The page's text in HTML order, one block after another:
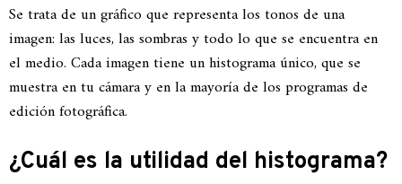
Se trata de un gráfico que representa los tonos de una
imagen: las luces, las sombras y todo lo que se encuentra en
el medio. Cada imagen tiene un histograma único, que se
muestra en tu cámara y en la mayoría de los programas de
edición fotográfica.
¿Cuál es la utilidad del histograma?